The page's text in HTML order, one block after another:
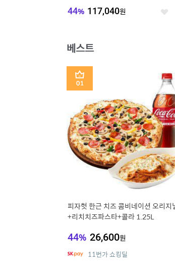
좋44% 117,040원 좋
베스트
1
피자헛 한근 치즈 콤비네이션 오리지
+리치치즈파스타+콜라 1.25L
44% 26,600원
11번가 쇼킹딜